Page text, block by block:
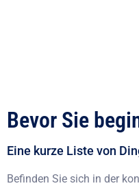
Bevor Sie
Eine kurze Liste von
Befinden Sie sich in der